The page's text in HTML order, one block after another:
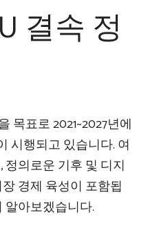
결속 정
목표로 2021~2027년에
시행되고 있습니다. 여
의로운 기후 및 디지
경제 육성이 포함됩
알아보겠습니다.